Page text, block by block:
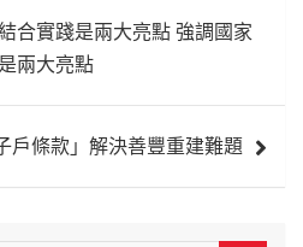
合實踐是兩大亮點 強調國家
兩大亮點
戶條款」解決善豐重建難題